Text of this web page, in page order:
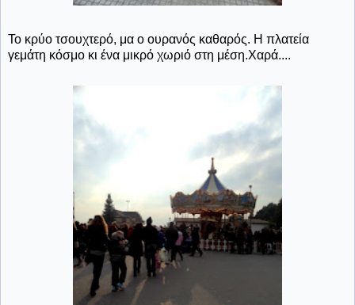
Το κρύο τσουχτερό, μα ο ουρανός καθαρός. Η πλατεία
γεμάτη κόσμο κι ένα μικρό χωριό στη μέση.Χαρά....